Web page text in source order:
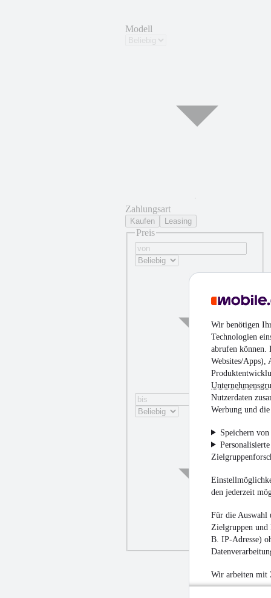
Wir benötigen
Technologien
abrufen können.
Websites/Apps),
Nutzerdaten
Werbung und
Speichern
den jederzeit
Für die Auswahl
Zielgruppen und
B. IP-Adresse)
Wir arbeiten mit
Modell
Zahlungsart
Kaufen Leasing
Preis